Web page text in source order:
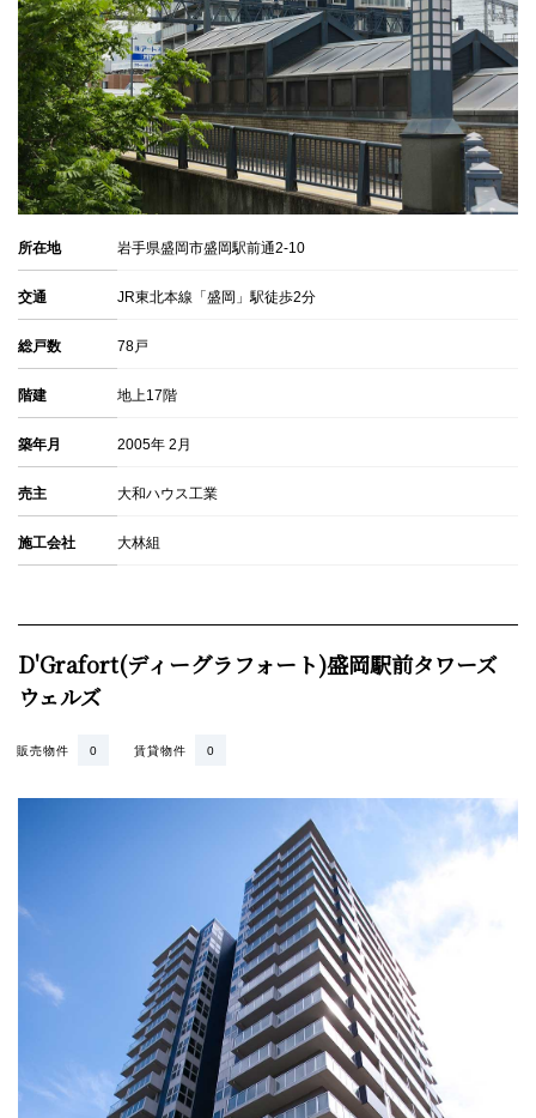
所在地 岩手県盛岡市盛岡駅前通2-10
交通 JR東北本線「盛岡」駅徒歩2分
総戸数 78戸
階建 地上17階
築年月 2005年 2月
売主 大和ハウス工業
施工会社 大林組
D'Grafort(ディーグラフォート)盛岡駅前タワーズ
ウェルズ
賃貸物件 0
販売物件 0